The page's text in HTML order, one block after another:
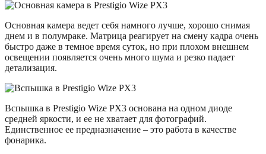
Основная камера ведет себя намного лучше, хорошо снимая
днем и в полумраке. Матрица реагирует на смену кадра очень
быстро даже в темное время суток, но при плохом внешнем
освещении появляется очень много шума и резко падает
детализация.
Вспышка в Prestigio Wize PX3 основана на одном диоде
средней яркости, и ее не хватает для фотографий.
Единственное ее предназначение – это работа в качестве
фонарика.